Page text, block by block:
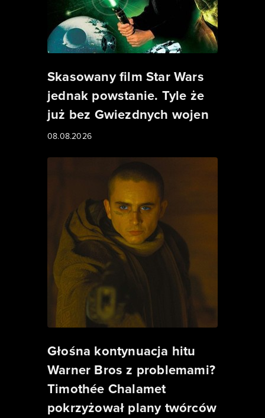
Skasowany film Star Wars
jednak powstanie. Tyle że
już bez Gwiezdnych wojen
08.08.2026
Głośna kontynuacja hitu
Warner Bros z problemami?
Timothée Chalamet
pokrzyżował plany twórców